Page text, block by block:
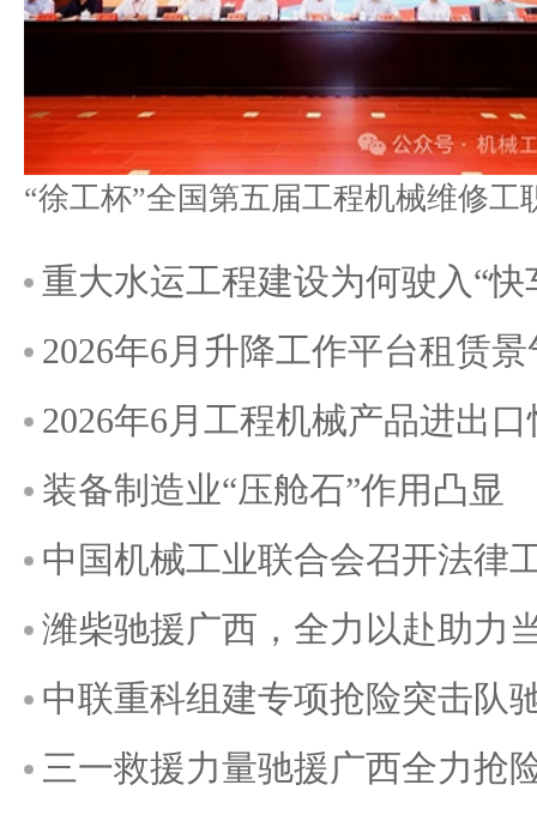
重大水运工程建设为何驶入“快
2026年6月升降工作平台租赁
2026年6月工程机械产品进出
装备制造业“压舱石”作用凸显
中国机械工业联合会召开法律
潍柴驰援广西，全力以赴助力
中联重科组建专项抢险突击队
三一救援力量驰援广西全力抢